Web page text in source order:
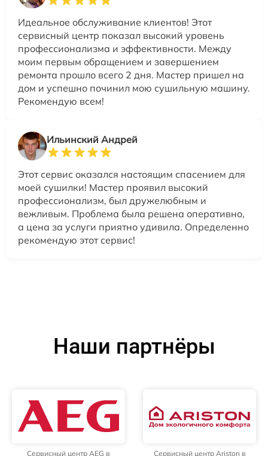
Идеальное обслуживание клиентов! Этот
сервисный центр показал высокий уровень
профессионализма и эффективности. Между
моим первым обращением и завершением
ремонта прошло всего 2 дня. Мастер пришел на
дом и успешно починил мою сушильную машину.
Рекомендую всем!
Ильинский Андрей
Этот сервис оказался настоящим спасением для
моей сушилки! Мастер проявил высокий
профессионализм, был дружелюбным и
вежливым. Проблема была решена оперативно,
а цена за услуги приятно удивила. Определенно
рекомендую этот сервис!
Наши партнёры
Сервисный центр AEG в
Сервисный центр Ariston в